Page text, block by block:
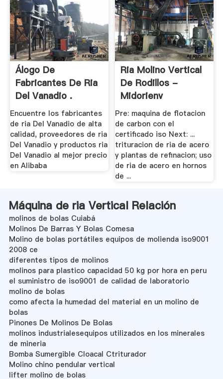
Álogo De
Fabricantes De Ria
Del Vanadio .
Encuentre los fabricantes
de ria Del Vanadio de alta
calidad, proveedores de ria
Del Vanadio y productos ria
Del Vanadio al mejor precio
en Alibaba
Ria Molino Vertical
De Rodillos -
Midorienv
Pre: maquina de flotacion
de carbon con el
certificado iso Next: ...
trituracion de ria de acero
y plantas de refinacion; uso
de ria de acero en hornos
de ...
Máquina de ria Vertical Relación
molinos de bolas Cuiabá
Molinos De Barras Y Bolas Comesa
Molino de bolas portátiles equipos de molienda iso9001
2008 ce
diferentes tipos de molinos
molinos para plastico capacidad 50 kg por hora en peru
el suministro de iso9001 de calidad de laboratorio
molino de bolas
como afecta la humedad del material en un molino de
bolas
Pinones De Molinos De Bolas
molinos industrialesequipos utilizados en los minerales
de mineria
Bomba Sumergible Cloacal Ctriturador
Molino chino pendular vertical
lifter molino de bolas